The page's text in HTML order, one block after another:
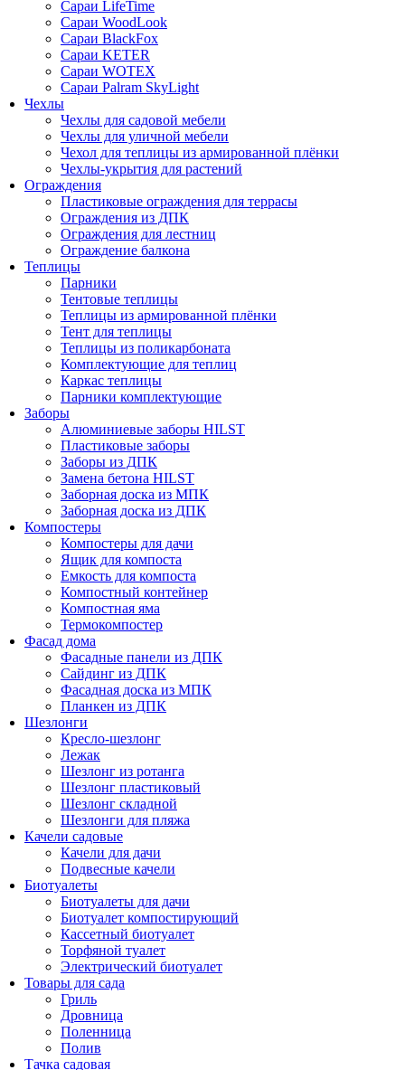
Cараи LifeTime
Cараи WoodLook
Сараи BlackFox
Сараи KETER
Сараи WOTEX
Сараи Palram SkyLight
Чехлы
Чехлы для садовой мебели
Чехлы для уличной мебели
Чехол для теплицы из армированной плёнки
Чехлы-укрытия для растений
Ограждения
Пластиковые ограждения для террасы
Ограждения из ДПК
Ограждения для лестниц
Ограждение балкона
Теплицы
Парники
Тентовые теплицы
Теплицы из армированной плёнки
Тент для теплицы
Теплицы из поликарбоната
Комплектующие для теплиц
Каркас теплицы
Парники комплектующие
Заборы
Алюминиевые заборы HILST
Пластиковые заборы
Заборы из ДПК
Замена бетона HILST
Заборная доска из МПК
Заборная доска из ДПК
Компостеры
Компостеры для дачи
Ящик для компоста
Емкость для компоста
Компостный контейнер
Компостная яма
Термокомпостер
Фасад дома
Фасадные панели из ДПК
Сайдинг из ДПК
Фасадная доска из МПК
Планкен из ДПК
Шезлонги
Кресло-шезлонг
Лежак
Шезлонг из ротанга
Шезлонг пластиковый
Шезлонг складной
Шезлонги для пляжа
Качели садовые
Качели для дачи
Подвесные качели
Биотуалеты
Биотуалеты для дачи
Биотуалет компостирующий
Кассетный биотуалет
Торфяной туалет
Электрический биотуалет
Товары для сада
Гриль
Дровница
Поленница
Полив
Тачка садовая